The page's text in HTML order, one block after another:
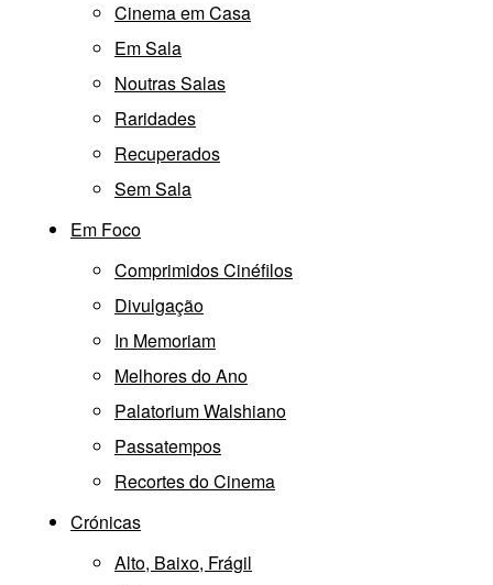
Cinema em Casa
Em Sala
Noutras Salas
Raridades
Recuperados
Sem Sala
Em Foco
Comprimidos Cinéfilos
Divulgação
In Memoriam
Melhores do Ano
Palatorium Walshiano
Passatempos
Recortes do Cinema
Crónicas
Alto, Baixo, Frágil